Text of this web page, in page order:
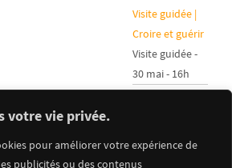
votre vie privée.
pour améliorer votre expérience de
publicités ou des contenus
Visite guidée |
Croire et guérir
Visite guidée -
30 mai - 16h
LGBTQI+ et le